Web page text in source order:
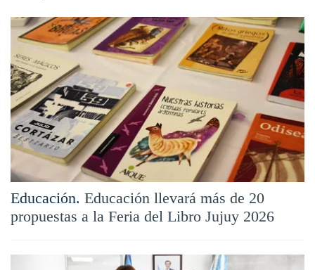
Educación. Educación llevará más de 20
propuestas a la Feria del Libro Jujuy 2026